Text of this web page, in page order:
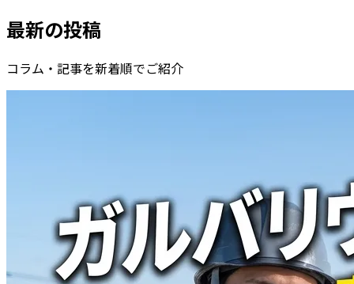
最新の投稿
コラム・記事を新着順でご紹介